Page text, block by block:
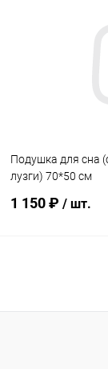
Подушка для сна
лузги) 70*50 см
1 150 ₽ / шт.
Купить в 1 клик